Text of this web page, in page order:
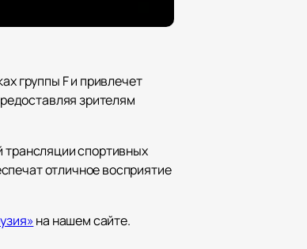
группы F и привлечет
зрителям
спортивных
отличное восприятие
на нашем сайте.